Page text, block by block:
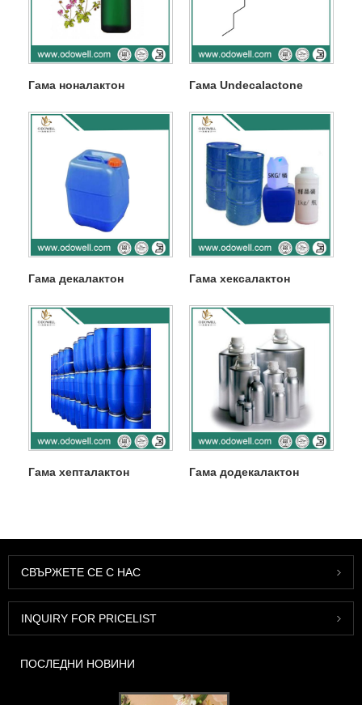
Гама ноналактон Гама Undecalactone
Гама декалактон Гама хексалактон
Гама хепталактон Гама додекалактон
СВЪРЖЕТЕ СЕ С НАС
INQUIRY FOR PRICELIST
ПОСЛЕДНИ НОВИНИ